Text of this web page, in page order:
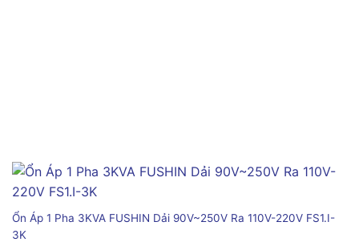
Ổn Áp 1 Pha 3KVA FUSHIN Dải 90V~250V Ra 110V-220V FS1.I-
3K